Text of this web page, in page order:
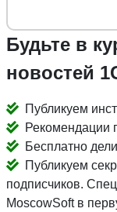
Будьте в
новостей
Публикуем
Рекомендации
Бесплатно
Публикуем
подписчиков.
MoscowSoft в